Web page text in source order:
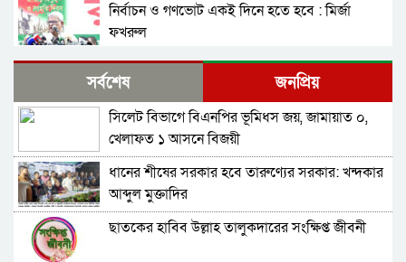
নির্বাচন ও গণভোট একই দিনে হতে হবে : মির্জা
ফখরুল
নির্বাচন বিরোধীদের ৭ নভেম্বরের চেতনায় পরাজিত
করতে হবে : আমীর খসরু
জামায়াতের আলোচনার প্রস্তাব, যা বললেন বিএনপির
মহাসচিব
সুনামগঞ্জ-১ : ‘চূড়ান্ত মনোনয়ন আমিই পাবো’-
কামরুজ্জামান কামরুল
সাবাস এসএমপির পুলিশ কমিশনার : কালিঘাটে জ ব্দ
সর্বশেষ জনপ্রিয়
সিলেট বিভাগে বিএনপির ভূমিধস জয়, জামায়াত ০,
খেলাফত ১ আসনে বিজয়ী
ধানের শীষের সরকার হবে তারুণ্যের সরকার: খন্দকার
আব্দুল মুক্তাদির
ছাতকের হাবিব উল্লাহ তালুকদারের সংক্ষিপ্ত জীবনী